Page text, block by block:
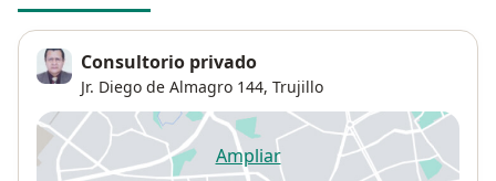
Consultorio privado
Jr. Diego de Almagro 144, Trujillo
Ampliarse abre en una nueva